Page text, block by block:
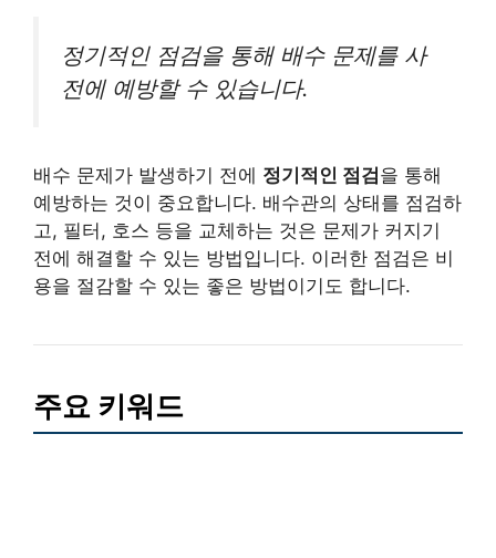
정기적인 점검을 통해 배수 문제를 사
전에 예방할 수 있습니다.
배수 문제가 발생하기 전에 정기적인 점검을 통해
예방하는 것이 중요합니다. 배수관의 상태를 점검하
고, 필터, 호스 등을 교체하는 것은 문제가 커지기
전에 해결할 수 있는 방법입니다. 이러한 점검은 비
용을 절감할 수 있는 좋은 방법이기도 합니다.
주요 키워드